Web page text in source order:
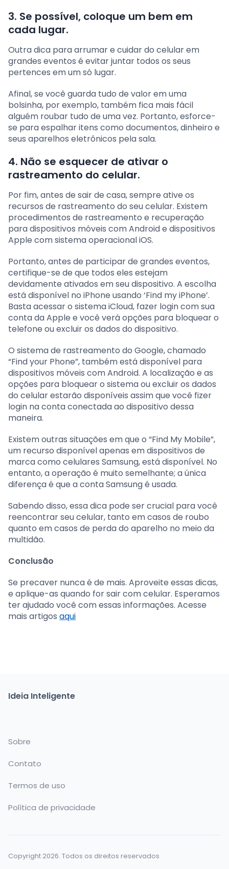
3. Se possível, coloque um bem em
cada lugar.
Outra dica para arrumar e cuidar do celular em
grandes eventos é evitar juntar todos os seus
pertences em um só lugar.
Afinal, se você guarda tudo de valor em uma
bolsinha, por exemplo, também fica mais fácil
alguém roubar tudo de uma vez. Portanto, esforce-
se para espalhar itens como documentos, dinheiro e
seus aparelhos eletrônicos pela sala.
4. Não se esquecer de ativar o
rastreamento do celular.
Por fim, antes de sair de casa, sempre ative os
recursos de rastreamento do seu celular. Existem
procedimentos de rastreamento e recuperação
para dispositivos móveis com Android e dispositivos
Apple com sistema operacional iOS.
Portanto, antes de participar de grandes eventos,
certifique-se de que todos eles estejam
devidamente ativados em seu dispositivo. A escolha
está disponível no iPhone usando ‘Find my iPhone’.
Basta acessar o sistema iCloud, fazer login com sua
conta da Apple e você verá opções para bloquear o
telefone ou excluir os dados do dispositivo.
O sistema de rastreamento do Google, chamado
“Find your Phone”, também está disponível para
dispositivos móveis com Android. A localização e as
opções para bloquear o sistema ou excluir os dados
do celular estarão disponíveis assim que você fizer
login na conta conectada ao dispositivo dessa
maneira.
Existem outras situações em que o “Find My Mobile”,
um recurso disponível apenas em dispositivos de
marca como celulares Samsung, está disponível. No
entanto, a operação é muito semelhante; a única
diferença é que a conta Samsung é usada.
Sabendo disso, essa dica pode ser crucial para você
reencontrar seu celular, tanto em casos de roubo
quanto em casos de perda do aparelho no meio da
multidão.
Conclusão
Se precaver nunca é de mais. Aproveite essas dicas,
e aplique-as quando for sair com celular. Esperamos
ter ajudado você com essas informações. Acesse
mais artigos aqui
Ideia Inteligente
Sobre
Contato
Termos de uso
Política de privacidade
Copyright 2026. Todos os direitos reservados